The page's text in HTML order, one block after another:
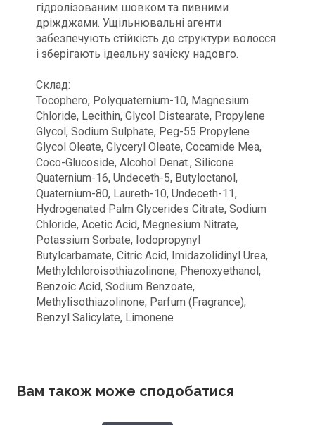
гідролізованим шовком та пивними
дріжджами. Ущільнювальні агенти
забезпечують стійкість до структури волосся
і зберігають ідеальну зачіску надовго.
Склад:
Tocophero, Polyquaternium-10, Magnesium
Chloride, Lecithin, Glycol Distearate, Propylene
Glycol, Sodium Sulphate, Peg-55 Propylene
Glycol Oleate, Glyceryl Oleate, Cocamide Mea,
Coco-Glucoside, Alcohol Denat., Silicone
Quaternium-16, Undeceth-5, Butyloctanol,
Quaternium-80, Laureth-10, Undeceth-11,
Hydrogenated Palm Glycerides Citrate, Sodium
Chloride, Acetic Acid, Megnesium Nitrate,
Potassium Sorbate, Iodopropynyl
Butylcarbamate, Citric Acid, Imidazolidinyl Urea,
Methylchloroisothiazolinone, Phenoxyethanol,
Benzoic Acid, Sodium Benzoate,
Methylisothiazolinone, Parfum (Fragrance),
Benzyl Salicylate, Limonene
Вам також може сподобатися